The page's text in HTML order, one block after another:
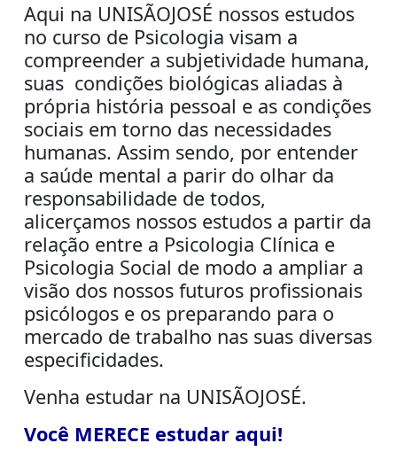
Aqui na UNISÃOJOSÉ nossos estudos
no curso de Psicologia visam a
compreender a subjetividade humana,
suas condições biológicas aliadas à
própria história pessoal e as condições
sociais em torno das necessidades
humanas. Assim sendo, por entender
a saúde mental a parir do olhar da
responsabilidade de todos,
alicerçamos nossos estudos a partir da
relação entre a Psicologia Clínica e
Psicologia Social de modo a ampliar a
visão dos nossos futuros profissionais
psicólogos e os preparando para o
mercado de trabalho nas suas diversas
especificidades.
Venha estudar na UNISÃOJOSÉ.
Você MERECE estudar aqui!